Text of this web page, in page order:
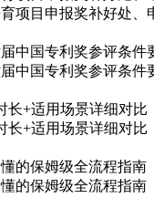
项目申报奖补好处、
中国专利奖参评条
中国专利奖参评条
长+适用场景详细对比
长+适用场景详细对比
的保姆级全流程指南
的保姆级全流程指南